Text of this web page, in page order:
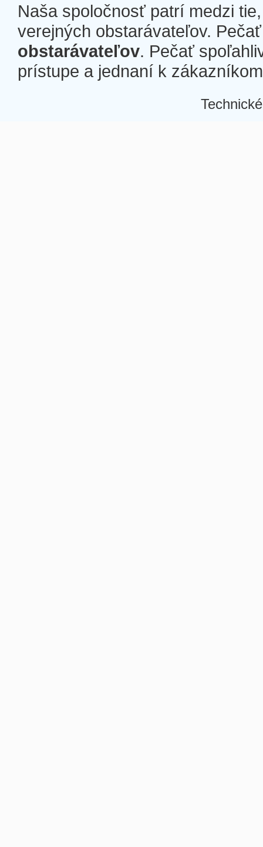
Naša spoločnosť patrí medzi
verejných obstarávateľov.
obstarávateľov. Pečať
prístupe a jednaní k